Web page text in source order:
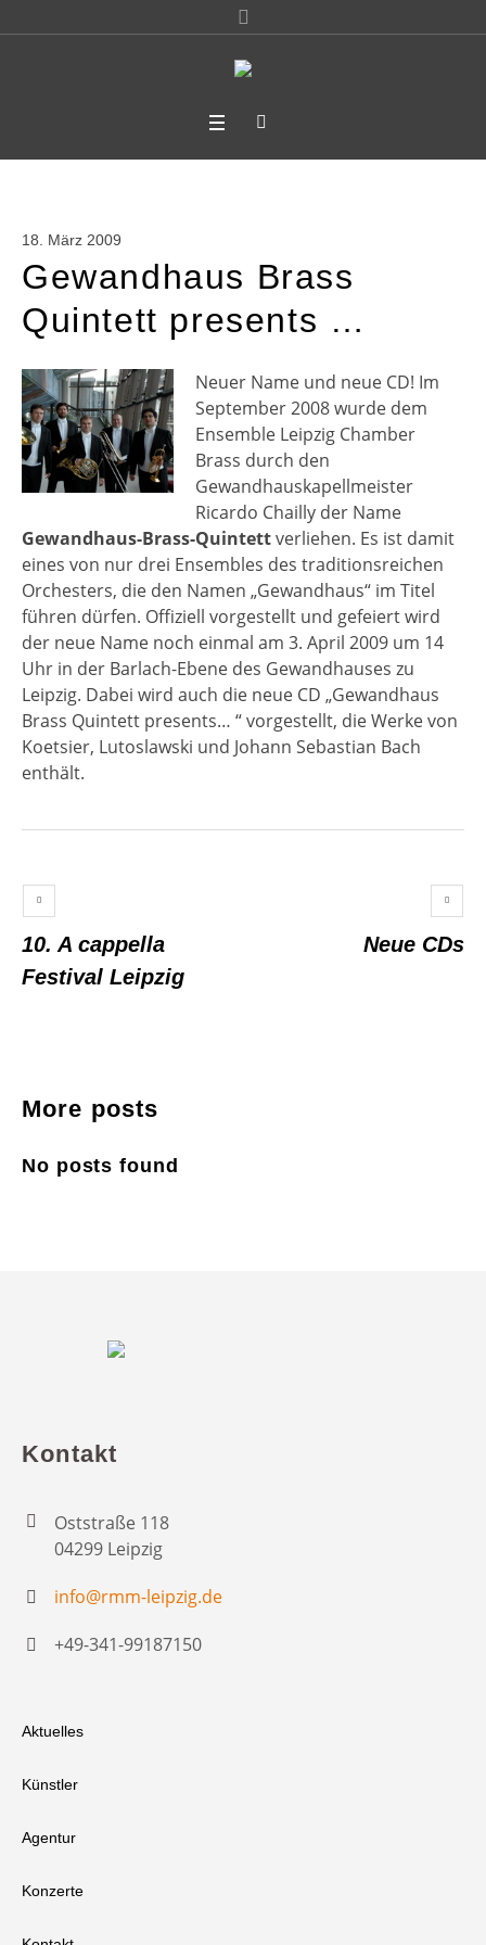
18. März 2009
Gewandhaus Brass
Quintett presents …
Neuer Name und neue CD! Im
September 2008 wurde dem
Ensemble Leipzig Chamber
Brass durch den
Gewandhauskapellmeister
Ricardo Chailly der Name
Gewandhaus-Brass-Quintettverliehen. Es ist damit
eines von nur drei Ensembles des traditionsreichen
Orchesters, die den Namen „Gewandhaus“ im Titel
führen dürfen. Offiziell vorgestellt und gefeiert wird
der neue Name noch einmal am 3. April 2009 um 14
Uhr in der Barlach-Ebene des Gewandhauses zu
Leipzig. Dabei wird auch die neue CD „Gewandhaus
Brass Quintett presents… “ vorgestellt, die Werke von
Koetsier, Lutoslawski und Johann Sebastian Bach
enthält.
10. A cappella
Festival Leipzig
Neue CDs
More posts
No posts found
Kontakt
Oststraße 118
04299 Leipzig
info@rmm-leipzig.de
+49-341-99187150
Aktuelles
Künstler
Agentur
Konzerte